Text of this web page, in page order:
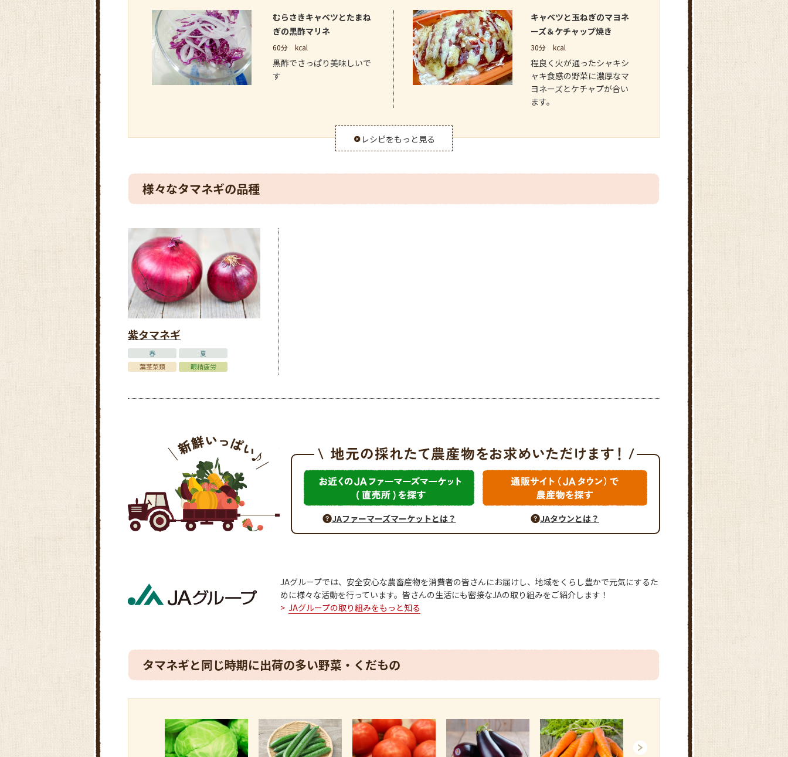
むらさきキャベツとたまね
ぎの黒酢マリネ
60分 kcal
黒酢でさっぱり美味しいで
す
キャベツと玉ねぎのマヨネ
ーズ＆ケチャップ焼き
30分 kcal
程良く火が通ったシャキシ
ャキ食感の野菜に濃厚なマ
ヨネーズとケチャプが合い
ます。
レシピをもっと見る
様々なタマネギの品種
紫タマネギ
春
夏
葉茎菜類
眼精疲労
JAファーマーズマーケットとは？ JAタウンとは？
JAグループでは、安全安心な農畜産物を消費者の皆さんにお届けし、地域をくらし豊かで元気にするた
めに様々な活動を行っています。皆さんの生活にも密接なJAの取り組みをご紹介します！
JAグループの取り組みをもっと知る
タマネギと同じ時期に出荷の多い野菜・くだもの